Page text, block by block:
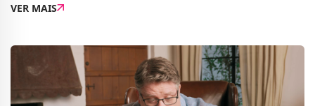
filme partilhou um poster animado,
VER MAIS